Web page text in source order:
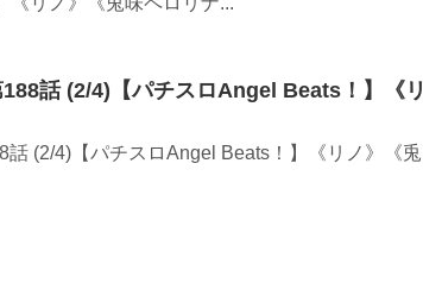
話 (2/4)【パチスロAngel Beats！】《リ
(2/4)【パチスロAngel Beats！】《リノ》《兎